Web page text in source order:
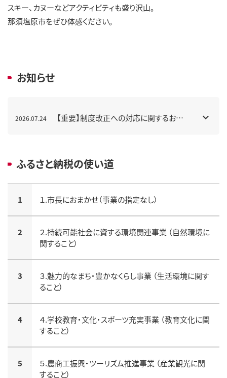
スキー、カヌーなどアクティビティも盛り沢山。
那須塩原市をぜひ体感ください。
お知らせ
2026.07.24
【重要】制度改正への対応に関するお知
ふるさと納税の使い道
1 １.市長におまかせ（事業の指定なし）
2
２.持続可能社会に資する環境関連事業 （自然環境に
関すること）
3
３.魅力的なまち・豊かなくらし事業 （生活環境に関す
ること）
4
４.学校教育・文化・スポーツ充実事業 （教育文化に関
すること）
5
５.農商工振興・ツーリズム推進事業 （産業観光に関
すること）